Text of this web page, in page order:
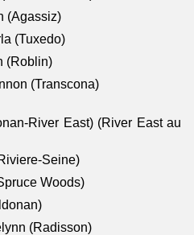
(Agassiz)
(Tuxedo)
(Roblin)
(Transcona)
River East) (River East au
Seine)
Woods)
(Radisson)